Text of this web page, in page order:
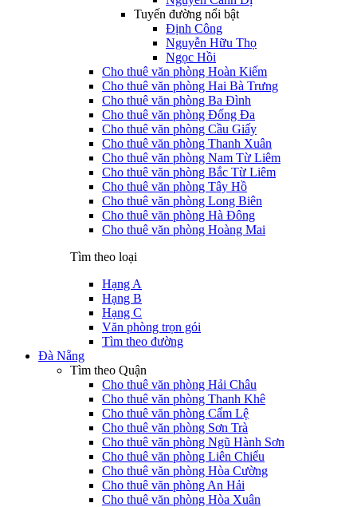
Tuyến đường nổi bật
Định Công
Nguyễn Hữu Thọ
Ngọc Hồi
Cho thuê văn phòng Hoàn Kiếm
Cho thuê văn phòng Hai Bà Trưng
Cho thuê văn phòng Ba Đình
Cho thuê văn phòng Đống Đa
Cho thuê văn phòng Cầu Giấy
Cho thuê văn phòng Thanh Xuân
Cho thuê văn phòng Nam Từ Liêm
Cho thuê văn phòng Bắc Từ Liêm
Cho thuê văn phòng Tây Hồ
Cho thuê văn phòng Long Biên
Cho thuê văn phòng Hà Đông
Cho thuê văn phòng Hoàng Mai
Tìm theo loại
Hạng A
Hạng B
Hạng C
Văn phòng trọn gói
Tìm theo đường
Đà Nẵng
Tìm theo Quận
Cho thuê văn phòng Hải Châu
Cho thuê văn phòng Thanh Khê
Cho thuê văn phòng Cẩm Lệ
Cho thuê văn phòng Sơn Trà
Cho thuê văn phòng Ngũ Hành Sơn
Cho thuê văn phòng Liên Chiểu
Cho thuê văn phòng Hòa Cường
Cho thuê văn phòng An Hải
Cho thuê văn phòng Hòa Xuân